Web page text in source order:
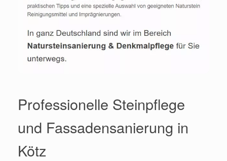
Professionelle Steinpflege
und Fassadensanierung in
Kötz